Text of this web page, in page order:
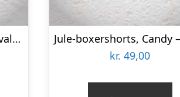
Jule-boxershorts, Hundehvalp – Small
kr. 49,00